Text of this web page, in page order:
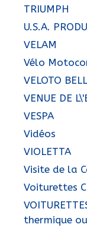
TRIUMPH
U.S.A.
VELAM
Vélo
VELOTO
VENUE DE
VESPA
Vidéos
VIOLETTA
Visite de la
Voiturettes
thermique